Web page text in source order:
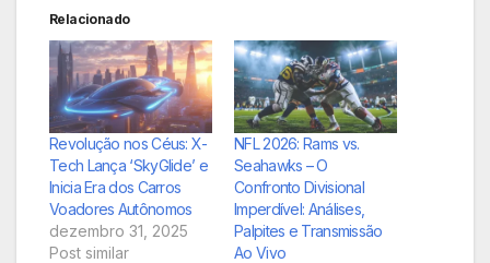
Relacionado
Revolução nos Céus: X-
Tech Lança ‘SkyGlide’ e
Inicia Era dos Carros
Voadores Autônomos
dezembro 31, 2025
Post similar
NFL 2026: Rams vs.
Seahawks – O
Confronto Divisional
Imperdível: Análises,
Palpites e Transmissão
Ao Vivo